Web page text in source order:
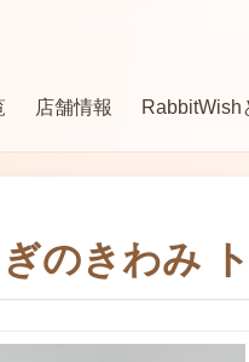
ウス・マット
店舗情報 RabbitWish
のきわみ